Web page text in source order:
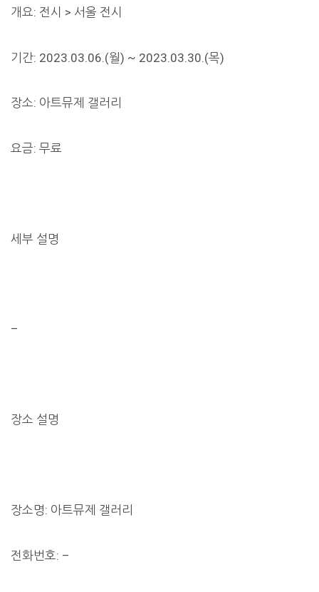
개요: 전시 > 서울 전시
기간: 2023.03.06.(월) ~ 2023.03.30.(목)
장소: 아트뮤제 갤러리
요금: 무료
세부 설명
–
장소 설명
장소명: 아트뮤제 갤러리
전화번호: –